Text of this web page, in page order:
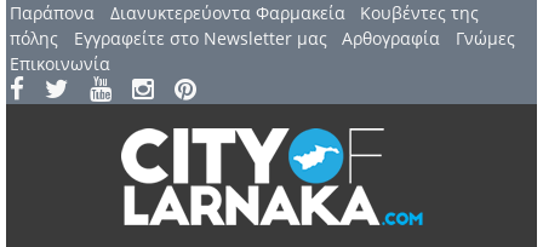
Παράπονα Διανυκτερεύοντα Φαρμακεία
Kουβέντες της
πόλης
Εγγραφείτε στο Newsletter μας Αρθογραφία
Γνώμες
Επικοινωνία